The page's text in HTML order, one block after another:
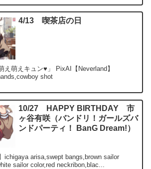
4/13 喫茶店の日
え萌えキュン♥」 PixAI【Neverland】
shot
10/27 HAPPY BIRTHDAY 市
ヶ谷有咲（バンドリ！ガールズバ
ンドパーティ！ BanG Dream!）
ichigaya arisa,swept bangs,brown sailor
sailor color,red neckribon,blac...